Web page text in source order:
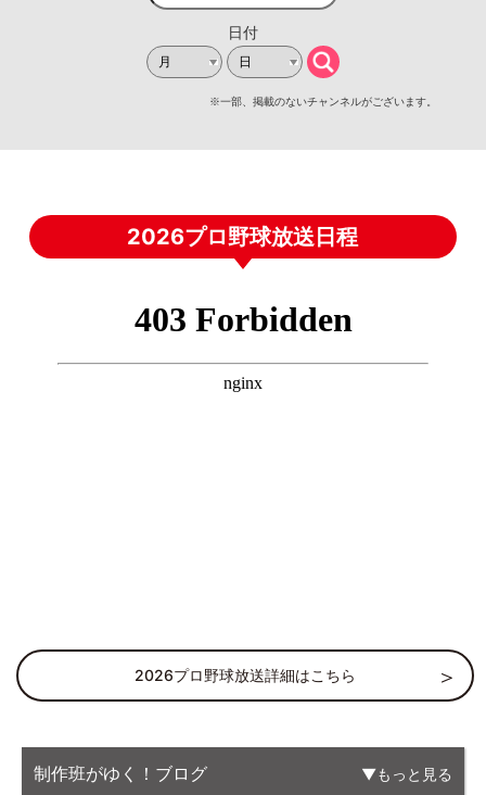
2026プロ野球放送日程
2026プロ野球放送詳細はこちら
制作班がゆく！ブログ もっと見る